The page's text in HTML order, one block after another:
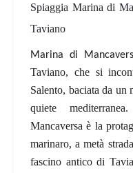
Spiaggia Marina di
Taviano
Marina di
Taviano, che si
Salento, baciata da un
quiete
Mancaversa è la
marinaro, a metà
fascino antico di